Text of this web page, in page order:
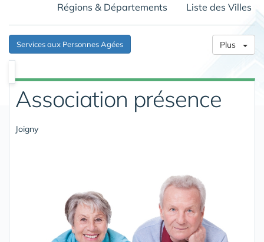
Régions & Départements Liste des Villes
Services aux Personnes Agées Plus
Association présence
Joigny